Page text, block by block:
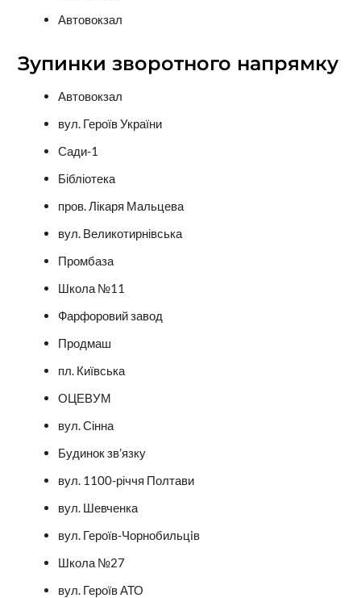
Автовокзал
Зупинки зворотного напрямку
Автовокзал
вул. Героїв України
Сади-1
Бібліотека
пров. Лікаря Мальцева
вул. Великотирнівська
Промбаза
Школа №11
Фарфоровий завод
Продмаш
пл. Київська
ОЦЕВУМ
вул. Сінна
Будинок зв’язку
вул. 1100-річчя Полтави
вул. Шевченка
вул. Героїв-Чорнобильцiв
Школа №27
вул. Героїв АТО